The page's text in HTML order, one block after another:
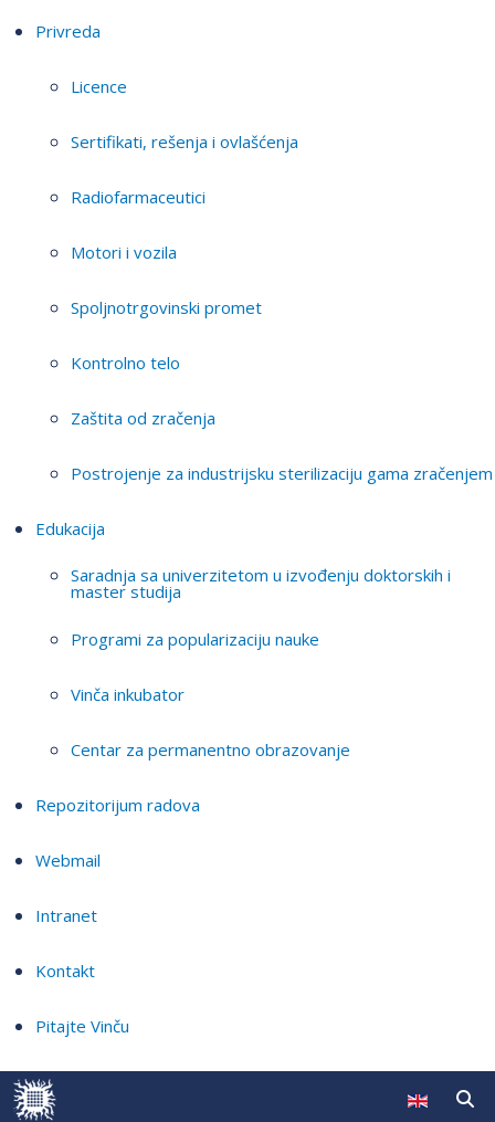
Privreda
Licence
Sertifikati, rešenja i ovlašćenja
Radiofarmaceutici
Motori i vozila
Spoljnotrgovinski promet
Kontrolno telo
Zaštita od zračenja
Postrojenje za industrijsku sterilizaciju gama zračenjem
Edukacija
Saradnja sa univerzitetom u izvođenju doktorskih i
master studija
Programi za popularizaciju nauke
Vinča inkubator
Centar za permanentno obrazovanje
Repozitorijum radova
Webmail
Intranet
Kontakt
Pitajte Vinču